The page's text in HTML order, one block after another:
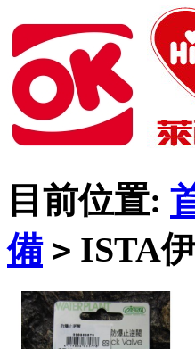
目前位置:
備 > ISTA